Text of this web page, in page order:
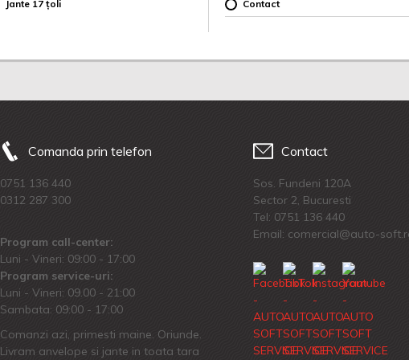
Jante 17 țoli Contact
Comanda prin telefon
0751 136 440
0312 287 300
Program call-center:
Luni - Vineri: 09:00 - 17:00
Program service-uri:
Luni - Vineri: 09.00 - 21:00
Sambata: 09:00 - 17:00
Comanzi azi, primesti maine. Oriunde.
Livram anvelope si jante in toata tara
Contact
Sos. Fundeni 120A
Sector 2, Bucuresti
Tel: 0751 136 440
Email: comercial@auto-